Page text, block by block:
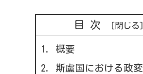
目次
概要
斯盧国における政変